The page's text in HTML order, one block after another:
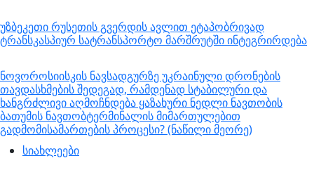
უზბეკეთი რუსეთის გვერდის ავლით ეტაპობრივად
ტრანსკასპიურ სატრანსპორტო მარშრუტში ინტეგრირდება
ნოვოროსიისკის ნავსადგურზე უკრაინული დრონების
თავდასხმების შედეგად, რამდენად სტაბილური და
ხანგრძლივი აღმოჩნდება ყაზახური ნედლი ნავთობის
ბათუმის ნავთობტერმინალის მიმართულებით
გადმომისამართების პროცესი? (ნაწილი მეორე)
სიახლეები